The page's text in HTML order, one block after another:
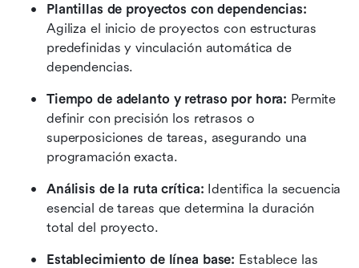
Plantillas de proyectos con dependencias:
Agiliza el inicio de proyectos con estructuras
predefinidas y vinculación automática de
dependencias.
Tiempo de adelanto y retraso por hora: Permite
definir con precisión los retrasos o
superposiciones de tareas, asegurando una
programación exacta.
Análisis de la ruta crítica: Identifica la secuencia
esencial de tareas que determina la duración
total del proyecto.
Establecimiento de línea base: Establece las